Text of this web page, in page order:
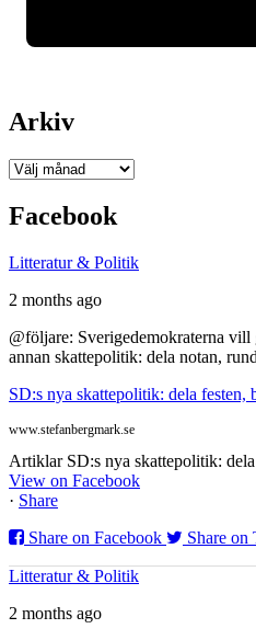
Arkiv
Arkiv
Facebook
Litteratur & Politik
2 months ago
@följare: Sverigedemokraterna vill
annan skattepolitik: dela notan,
SD:s nya skattepolitik: dela festen,
www.stefanbergmark.se
Artiklar SD:s nya skattepolitik:
View on Facebook
· Share
Share on Facebook
Share on
Litteratur & Politik
2 months ago